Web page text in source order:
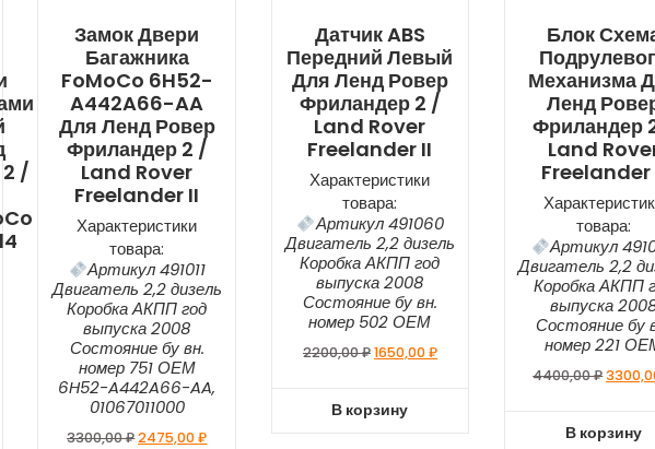
/
Замок Двери
Багажника
FoMoCo 6H52-
A442A66-AA
Для Ленд Ровер
Фриландер 2 /
Land Rover
Freelander II
Характеристики
товара:
Артикул 491011
Двигатель 2,2 дизель
Коробка АКПП год
выпуска 2008
Состояние бу вн.
номер 751 ОЕМ
6H52-A442A66-AA,
01067011000
3300,00₽2475,00₽
Датчик ABS
Передний Левый
Для Ленд Ровер
Фриландер 2 /
Land Rover
Freelander II
Характеристики
товара:
Артикул 491060
Двигатель 2,2 дизель
Коробка АКПП год
выпуска 2008
Состояние бу вн.
номер 502 ОЕМ
2200,00₽1650,00₽
В корзину
Блок
Механизма
Ленд
Фриландер
Land
Freelander
товара:
Артикул
Двигатель 2,2
Коробка АКПП
выпуска
Состояние бу
номер 221
4400,00₽
В корзину